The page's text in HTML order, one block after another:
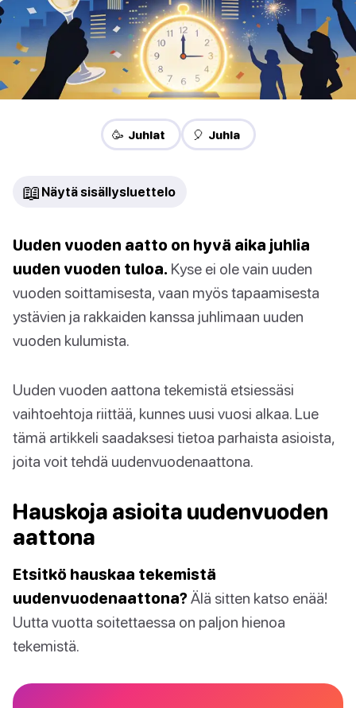
🥳 Juhlat 🎈 Juhla
📖 Näytä sisällysluettelo
Uuden vuoden aatto on hyvä aika juhlia
uuden vuoden tuloa. Kyse ei ole vain uuden
vuoden soittamisesta, vaan myös tapaamisesta
ystävien ja rakkaiden kanssa juhlimaan uuden
vuoden kulumista.
Uuden vuoden aattona tekemistä etsiessäsi
vaihtoehtoja riittää, kunnes uusi vuosi alkaa. Lue
tämä artikkeli saadaksesi tietoa parhaista asioista,
joita voit tehdä uudenvuodenaattona.
Hauskoja asioita uudenvuoden
aattona
Etsitkö hauskaa tekemistä
uudenvuodenaattona?Älä sitten katso enää!
Uutta vuotta soitettaessa on paljon hienoa
tekemistä.